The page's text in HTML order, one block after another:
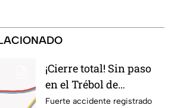
¡Cierre total! Sin paso
en el Trébol de
Irapuato; toma estas
Fuerte accidente registrado